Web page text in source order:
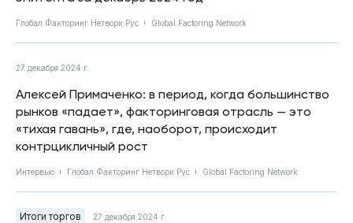
Глобал Факторинг Нетворк Рус Global Factoring Network
27 декабря 2024 г.
Алексей Примаченко: в период, когда большинство
рынков «падает», факторинговая отрасль — это
«тихая гавань», где, наоборот, происходит
контрцикличный рост
Интервью Глобал Факторинг Нетворк Рус Global Factoring Network
Итоги торгов 27 декабря 2024 г.